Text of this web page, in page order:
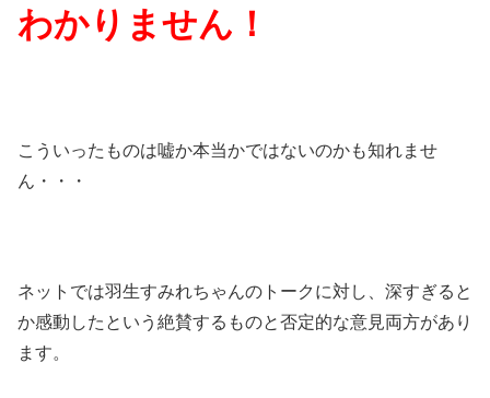
わかりません！
こういったものは嘘か本当かではないのかも知れませ
ん・・・
ネットでは羽生すみれちゃんのトークに対し、深すぎると
か感動したという絶賛するものと否定的な意見両方があり
ます。